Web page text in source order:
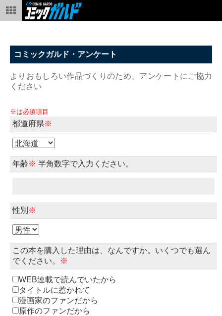
コミックガルド・アンケート
よりおもしろい作品づくりのため、アンケートにご協力
ください
※は必須項目
都道府県※
年齢※ 半角数字で入力ください。
性別 ※
この本を購入した理由は、なんですか。いくつでも選ん
でください。
※
WEB連載で読んでいたから
タイトルに惹かれて
漫画家のファンだから
原作のファンだから